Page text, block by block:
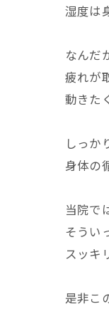
湿度は
なんだ
疲れが
動きた
しっか
身体の
当院で
そうい
スッキ
是非こ